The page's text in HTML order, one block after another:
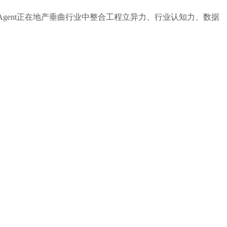
正在地产垂曲行业中整合工程立异力、行业认知力、数据